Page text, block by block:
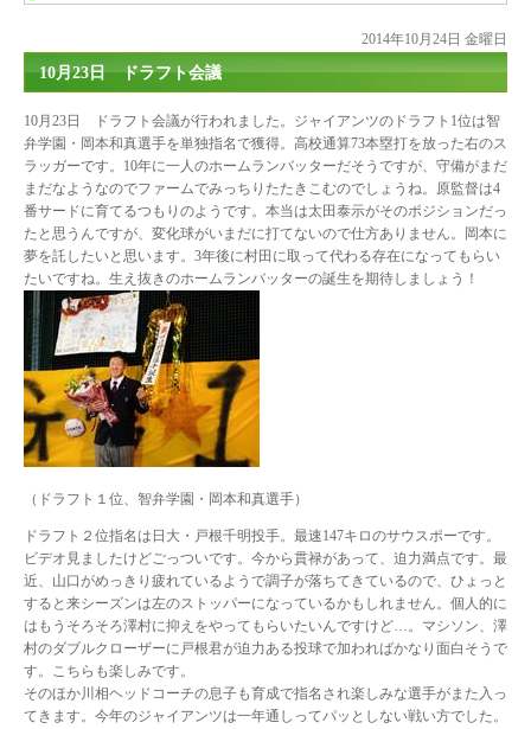
2014年10月24日 金曜日
10月23日 ドラフト会議
10月23日 ドラフト会議が行われました。ジャイアンツのドラフト1位は智
弁学園・岡本和真選手を単独指名で獲得。高校通算73本塁打を放った右のス
ラッガーです。10年に一人のホームランバッターだそうですが、守備がまだ
まだなようなのでファームでみっちりたたきこむのでしょうね。原監督は4
番サードに育てるつもりのようです。本当は太田泰示がそのポジションだっ
たと思うんですが、変化球がいまだに打てないので仕方ありません。岡本に
夢を託したいと思います。3年後に村田に取って代わる存在になってもらい
たいですね。生え抜きのホームランバッターの誕生を期待しましょう！
（ドラフト１位、智弁学園・岡本和真選手）
ドラフト２位指名は日大・戸根千明投手。最速147キロのサウスポーです。
ビデオ見ましたけどごっついです。今から貫禄があって、迫力満点です。最
近、山口がめっきり疲れているようで調子が落ちてきているので、ひょっと
すると来シーズンは左のストッパーになっているかもしれません。個人的に
はもうそろそろ澤村に抑えをやってもらいたいんですけど…。マシソン、澤
村のダブルクローザーに戸根君が迫力ある投球で加わればかなり面白そうで
す。こちらも楽しみです。
そのほか川相ヘッドコーチの息子も育成で指名され楽しみな選手がまた入っ
てきます。今年のジャイアンツは一年通しってパッとしない戦い方でした。